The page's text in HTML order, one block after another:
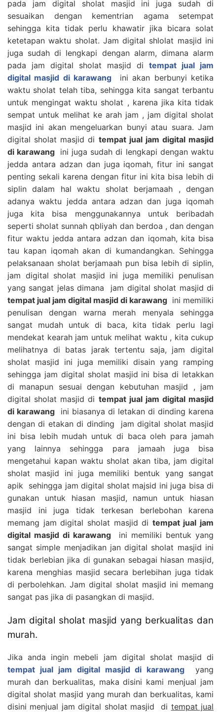
pada jam digital sholat masjid ini juga sudah di
sesuaikan dengan kementrian agama setempat
sehingga kita tidak perlu khawatir jika bicara solat
ketetapan waktu sholat. Jam digital shlolat masjid ini
juga sudah di lengkapi dengan alarm, dimana alarm
pada jam digital sholat masjid di tempat jual jam
digital masjid di karawang
ini akan berbunyi ketika
waktu sholat telah tiba, sehingga kita sangat terbantu
untuk mengingat waktu sholat , karena jika kita tidak
sempat untuk melihat ke arah jam , jam digital sholat
masjid ini akan mengeluarkan bunyi atau suara. Jam
digital sholat masjid di tempat jual jam digital masjid
di karawang ini juga sudah di lengkapi dengan waktu
jedda antara adzan dan juga iqomah, fitur ini sangat
penting sekali karena dengan fitur ini kita bisa lebih di
siplin dalam hal waktu sholat berjamaah , dengan
adanya waktu jedda antara adzan dan juga iqomah
juga kita bisa menggunakannya untuk beribadah
seperti sholat sunnah qbliyah dan berdoa , dan dengan
fitur waktu jedda antara adzan dan iqomah, kita bisa
tau kapan iqomah akan di kumandangkan. Sehingga
pelaksanaan sholat berjamaah pun bisa lebih di siplin,
jam digital sholat masjid ini juga memiliki penulisan
yang sangat jelas dimana jam digital sholat masjid di
tempat jual jam digital masjid di karawang ini memiliki
penulisan dengan warna merah menyala sehingga
sangat mudah untuk di baca, kita tidak perlu lagi
mendekat kearah jam untuk melihat waktu , kita cukup
melihatnya di batas jarak tertentu saja, jam digital
sholat masjid ini juga memiliki disain yang ramping
sehingga jam digital sholat masjid ini bisa di letakkan
di manapun sesuai dengan kebutuhan masjid , jam
digital sholat masjid di tempat jual jam digital masjid
di karawang ini biasanya di letakan di dinding karena
dengan di etakan di dinding jam digital sholat masjid
ini bisa lebih mudah untuk di baca oleh para jamah
yang lainnya sehingga para jamaah juga bisa
mengetahui kapan waktu sholat akan tiba, jam digital
sholat masjid ini juga memiliki bentuk yang sangat
apik sehingga jam digital sholat majsid ini juga bisa di
gunakan untuk hiasan masjid, namun untuk hiasan
masjid ini juga tidak terkesan berlebohan karena
memang jam digital sholat masjid di tempat jual jam
digital masjid di karawang ini memiliki bentuk yang
sangat simple menjadikan jan digital sholat masjid ini
tidak berlebian jika di gunakan sebagai hiasan masjid,
karena menghias masjid secara berlebihan juga tidak
di perbolehkan. Jam digital sholat masjid ini memang
sangat pas jika di pasangkan di masjid.
Jam digital sholat masjid yang berkualitas dan
murah.
Jika anda ingin mebeli jam digital sholat masjid di
tempat jual jam digital masjid di karawang yang
murah dan berkualitas, maka disini kami menjual jam
digital sholat masjid yang murah dan berkualitas, kami
disini menjual jam digital sholat masjid di tempat jual